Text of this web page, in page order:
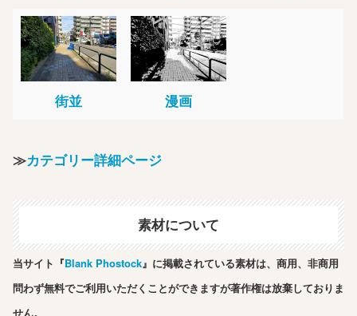
街並 漫画
≫カテゴリー詳細ページ
素材について
当サイト『Blank Phostock』に掲載されている素材は、商用、非商用
問わず無料でご利用いただくことができますが著作権は放棄しておりま
せん。